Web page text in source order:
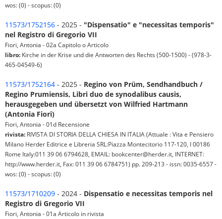
wos: (0) - scopus: (0)
11573/1752156 - 2025 - "Dispensatio" e "necessitas temporis"
nel Registro di Gregorio VII
Fiori, Antonia - 02a Capitolo o Articolo
libro: Kirche in der Krise und die Antworten des Rechts (500-1500) - (978-3-
465-04549-6)
11573/1752164 - 2025 - Regino von Prüm, Sendhandbuch /
Regino Prumiensis, Libri duo de synodalibus causis,
herausgegeben und übersetzt von Wilfried Hartmann
(Antonia Fiori)
Fiori, Antonia - 01d Recensione
rivista: RIVISTA DI STORIA DELLA CHIESA IN ITALIA (Attuale : Vita e Pensiero
Milano Herder Editrice e Libreria SRL:Piazza Montecitorio 117-120, I 00186
Rome Italy:011 39 06 6794628, EMAIL: bookcenter@herder.it, INTERNET:
http://www.herder.it, Fax: 011 39 06 6784751) pp. 209-213 - issn: 0035-6557 -
wos: (0) - scopus: (0)
11573/1710209 - 2024 - Dispensatio e necessitas temporis nel
Registro di Gregorio VII
Fiori, Antonia - 01a Articolo in rivista